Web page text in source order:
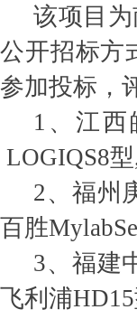
该项目
公开招标方
参加投标，
1、江
LOGIQS8型
2、福州
百胜
3、福建
飞利浦